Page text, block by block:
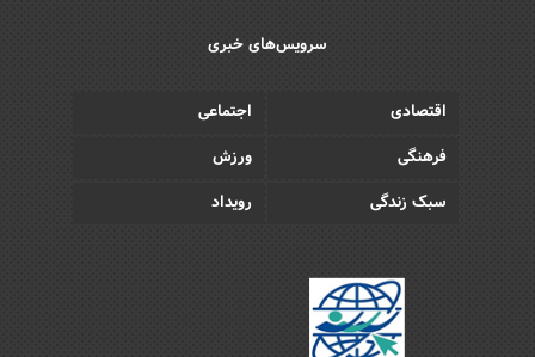
سرویس‌های خبری
اقتصادی
اجتماعی
فرهنگی
ورزش
سبک زندگی
رویداد